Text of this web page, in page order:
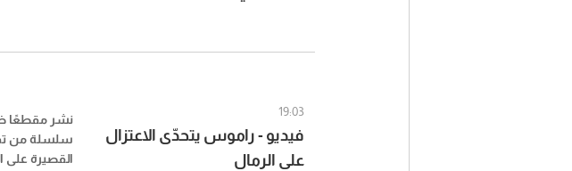
19:03
فيديو - راموس يتحدّى الاعتزال
على الرمال
نشر مقطعًا
سلسلة من
القصيرة على